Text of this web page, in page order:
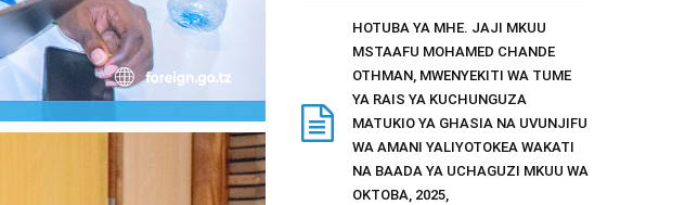
HOTUBA YA MHE. JAJI MKUU
MSTAAFU MOHAMED CHANDE
OTHMAN, MWENYEKITI WA TUME
YA RAIS YA KUCHUNGUZA
MATUKIO YA GHASIA NA UVUNJIFU
WA AMANI YALIYOTOKEA WAKATI
NA BAADA YA UCHAGUZI MKUU WA
OKTOBA, 2025,